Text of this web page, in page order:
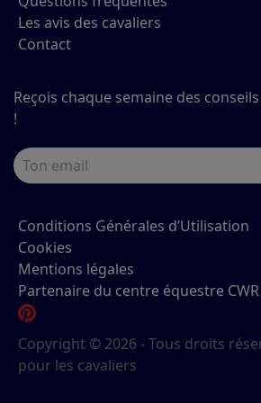
Les avis des cavaliers
Contact
Reçois chaque semaine des
!
Conditions Générales d’Utilisation
Cookies
Mentions légales
Partenaire du centre équestre
Copyright © 2026 - Tous droits
pour les cavaliers